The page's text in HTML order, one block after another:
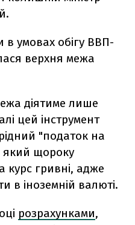
в умовах обігу ВВП-
верхня межа
діятиме лише
цей інструмент
"податок на
який щороку
курс гривні, адже
в іноземній валюті.
розрахунками,